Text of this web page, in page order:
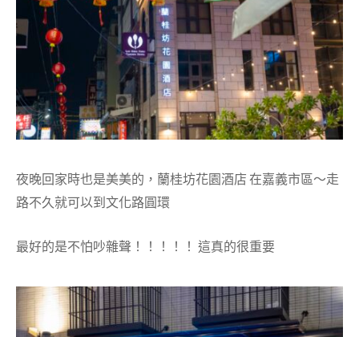
夜晚回家時也是美美的，蘭桂坊花園酒店 在嘉義市區～走
路不久就可以到文化路圓環
最好的是不怕吵雜聲！！！！！ 這真的很重要